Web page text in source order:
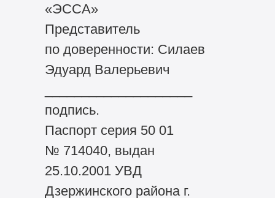
«ЭССА»
Представитель
по доверенности: Силаев
Эдуард Валерьевич
подпись.
Паспорт серия 50 01
№ 714040, выдан
25.10.2001 УВД
Дзержинского района г.